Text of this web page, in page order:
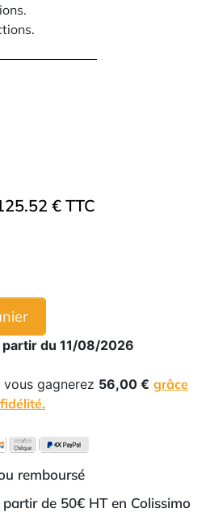
€ TTC
du 11/08/2026
gagnerez 56,00 € grâce
remboursé
de 50€ HT en Colissimo